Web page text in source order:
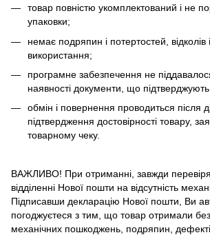
товар повністю укомплектований і не
упаковки;
немає подряпин і потертостей, відколів і
використання;
програмне забезпечення не
наявності документи, що
обмін і повернення проводиться після
підтвердження достовірності товару,
товарному чеку.
ВАЖЛИВО! При отриманні, завжди
відділенні Нової пошти на відсутність
Підписавши декларацію Нової пошти, Ви
погоджуєтеся з тим, що товар отримали
механічних пошкоджень, подряпин,